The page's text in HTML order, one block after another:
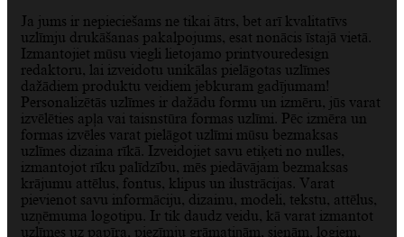
Ja jums ir nepieciešams ne tikai ātrs, bet arī kvalitatīvs
uzlīmju drukāšanas pakalpojums, esat nonācis īstajā vietā.
Izmantojiet mūsu viegli lietojamo printyouredesign
redaktoru, lai izveidotu unikālas pielāgotas uzlīmes
dažādiem produktu veidiem jebkuram gadījumam!
Personalizētās uzlīmes ir dažādu formu un izmēru, jūs varat
izvēlēties apļa vai taisnstūra formas uzlīmi. Pēc izmēra un
formas izvēles varat pielāgot uzlīmi mūsu bezmaksas
uzlīmes dizaina rīkā. Izveidojiet savu etiķeti no nulles,
izmantojot rīku palīdzību, mēs piedāvājam bezmaksas
krājumu attēlus, fontus, klipus un ilustrācijas. Varat
pievienot savu informāciju, dizainu, modeli, tekstu, attēlus,
uzņēmuma logotipu. Ir tik daudz veidu, kā varat izmantot
uzlīmes uz papīra, piezīmju grāmatiņām, sienām, logiem,